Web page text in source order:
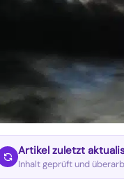
Artikel zuletzt
Inhalt geprüft und